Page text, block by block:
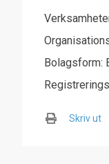
Bolagsform:
Skriv ut